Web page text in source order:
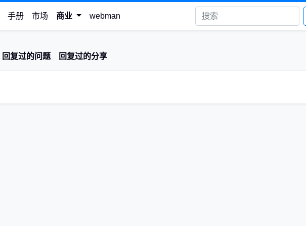
手册 市场 商业 webman
回复过的问题 回复过的分享